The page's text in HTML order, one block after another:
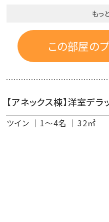
車椅子でご利用ができるお
■禁煙ルーム
洗面台、エアコン、冷蔵庫、
衣
■客室アメニティ：歯ブラシ
もっ
この部屋のプ
【アネックス棟】洋室デ
ツイン 1～4名 32㎡